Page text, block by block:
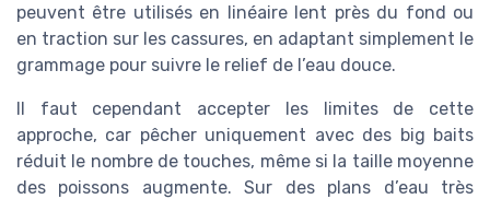
peuvent être utilisés en linéaire lent près du fond ou
en traction sur les cassures, en adaptant simplement le
grammage pour suivre le relief de l’eau douce.
Il faut cependant accepter les limites de cette
approche, car pêcher uniquement avec des big baits
réduit le nombre de touches, même si la taille moyenne
des poissons augmente. Sur des plans d’eau très